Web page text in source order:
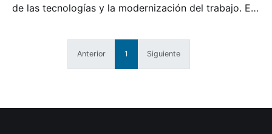
de las tecnologías y la modernización del trabajo. En
las legislaciones formales al respecto, las empresas
dominicanas han sabido adecuarse al funcionamiento
Anterior 1 Siguiente